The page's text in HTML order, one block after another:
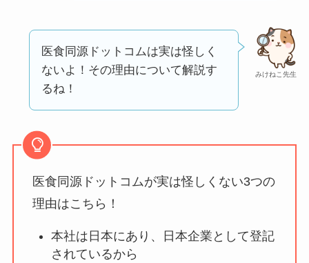
【怪しい？】セルプ
ロモート株式会社の
口コミ・評判
は実際
ミ・評価が正直ヤバ
みけねこ先生
医食同源ドットコムは実は怪しく
ないよ！その理由について解説す
るね！
医食同源ドットコムが実は怪しくない3つの
理由はこちら！
本社は日本にあり、日本企業として登記
されているから